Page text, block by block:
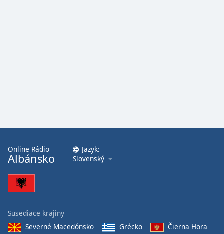
Online Rádio
Albánsko
Jazyk:
Slovenský
Susediace krajiny
Severné Macedónsko
Grécko
Čierna Hora